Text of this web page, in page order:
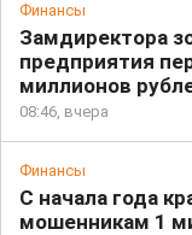
Финансы
Замдиректора
предприятия
миллионов
08:46, вчера
Финансы
С начала года
мошенникам 1